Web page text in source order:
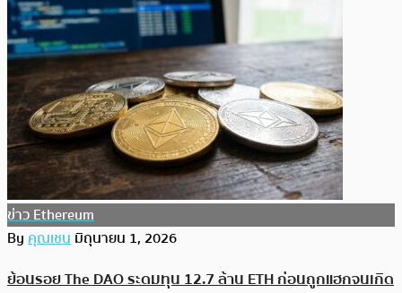
ข่าว Ethereum
Byคุณเชนมิถุนายน 1, 2026
ย้อนรอย The DAO ระดมทุน 12.7 ล้าน ETH ก่อนถูกแฮกจนเกิด